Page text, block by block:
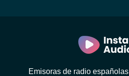
Emisoras de radio